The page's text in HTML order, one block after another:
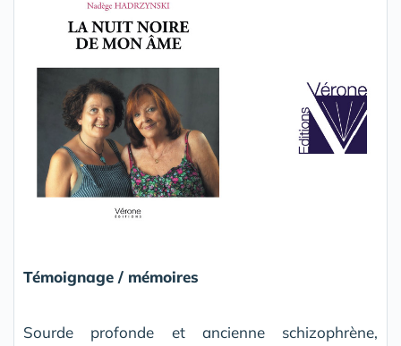
Témoignage / mémoires
Sourde profonde et ancienne schizophrène,